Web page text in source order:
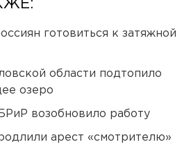
готовиться к затяжной
области подтопило
озеро
возобновило работу
арест «смотрителю»